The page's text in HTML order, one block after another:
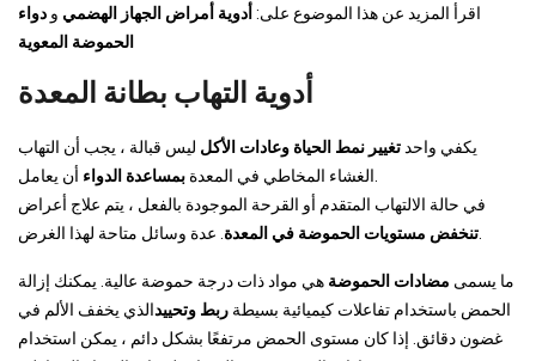
اقرأ المزيد عن هذا الموضوع على: أدوية أمراض الجهاز الهضمي و دواء
الحموضة المعوية
أدوية التهاب بطانة المعدة
يكفي واحد تغيير نمط الحياة وعادات الأكل ليس قبالة ، يجب أن التهاب
الغشاء المخاطي في المعدة بمساعدة الدواء
في حالة الالتهاب المتقدم أو القرحة الموجودة بالفعل ، يتم علاج أعراض
تنخفض مستويات الحموضة في المعدة
ما يسمى مضادات الحموضة هي مواد ذات درجة حموضة عالية. يمكنك إزالة
الحمض باستخدام تفاعلات كيميائية بسيطة ربط وتحييدالذي يخفف الألم في
غضون دقائق. إذا كان مستوى الحمض مرتفعًا بشكل دائم ، يمكن استخدام